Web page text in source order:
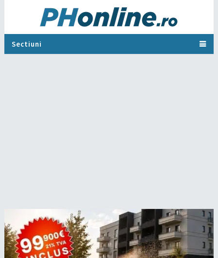
Sectiuni